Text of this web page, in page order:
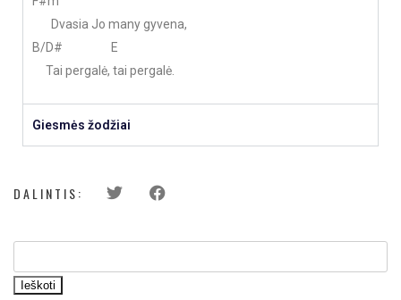
Dvasia Jo many gyvena,
B/D# E
Tai pergalė, tai pergalė.
Giesmės žodžiai
DALINTIS:
Ieškoti